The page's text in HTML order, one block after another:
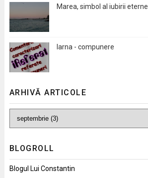
Marea, simbol al iubirii eterne
Iarna - compunere
ARHIVĂ ARTICOLE
BLOGROLL
Blogul Lui Constantin